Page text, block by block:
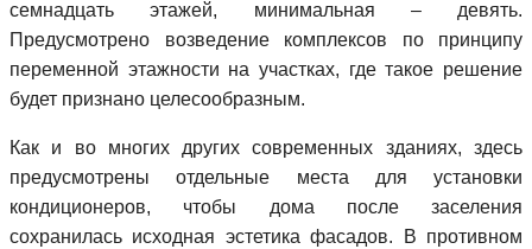
семнадцать этажей, минимальная – девять.
Предусмотрено возведение комплексов по принципу
переменной этажности на участках, где такое решение
будет признано целесообразным.
Как и во многих других современных зданиях, здесь
предусмотрены отдельные места для установки
кондиционеров, чтобы дома после заселения
сохранилась исходная эстетика фасадов. В противном